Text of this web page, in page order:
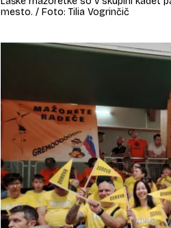
mesto. / Foto: Tilia Vogrinčič